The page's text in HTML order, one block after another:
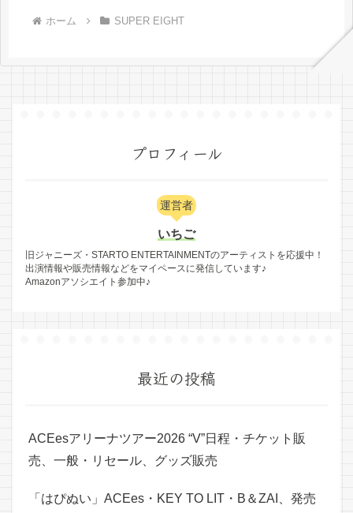
ホーム SUPER EIGHT
プロフィール
運営者
いちご
旧ジャニーズ・STARTO ENTERTAINMENTのアーティストを応援中！
出演情報や販売情報などをマイペースに発信しています♪
Amazonアソシエイト参加中♪
最近の投稿
ACEesアリーナツアー2026 “V”日程・チケット販
売、一般・リセール、グッズ販売
「はぴぬい」ACEes・KEY TO LIT・B＆ZAI、発売